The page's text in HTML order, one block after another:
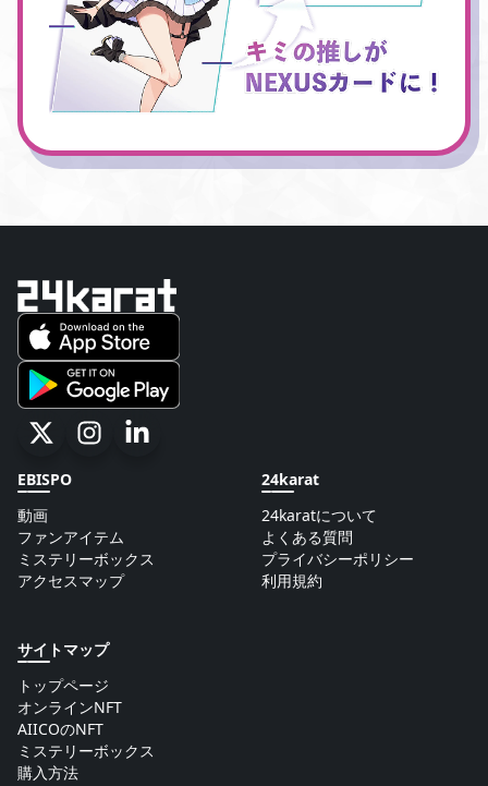
EBISPO
動画
ファンアイテム
ミステリーボックス
アクセスマップ
24karat
24karatについて
よくある質問
プライバシーポリシー
利用規約
サイトマップ
トップページ
オンラインNFT
AIICOのNFT
ミステリーボックス
購入方法